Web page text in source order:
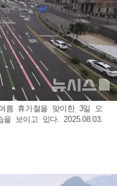
름 휴가철을 맞이한 3일 오
보이고 있다. 2025.08.03.